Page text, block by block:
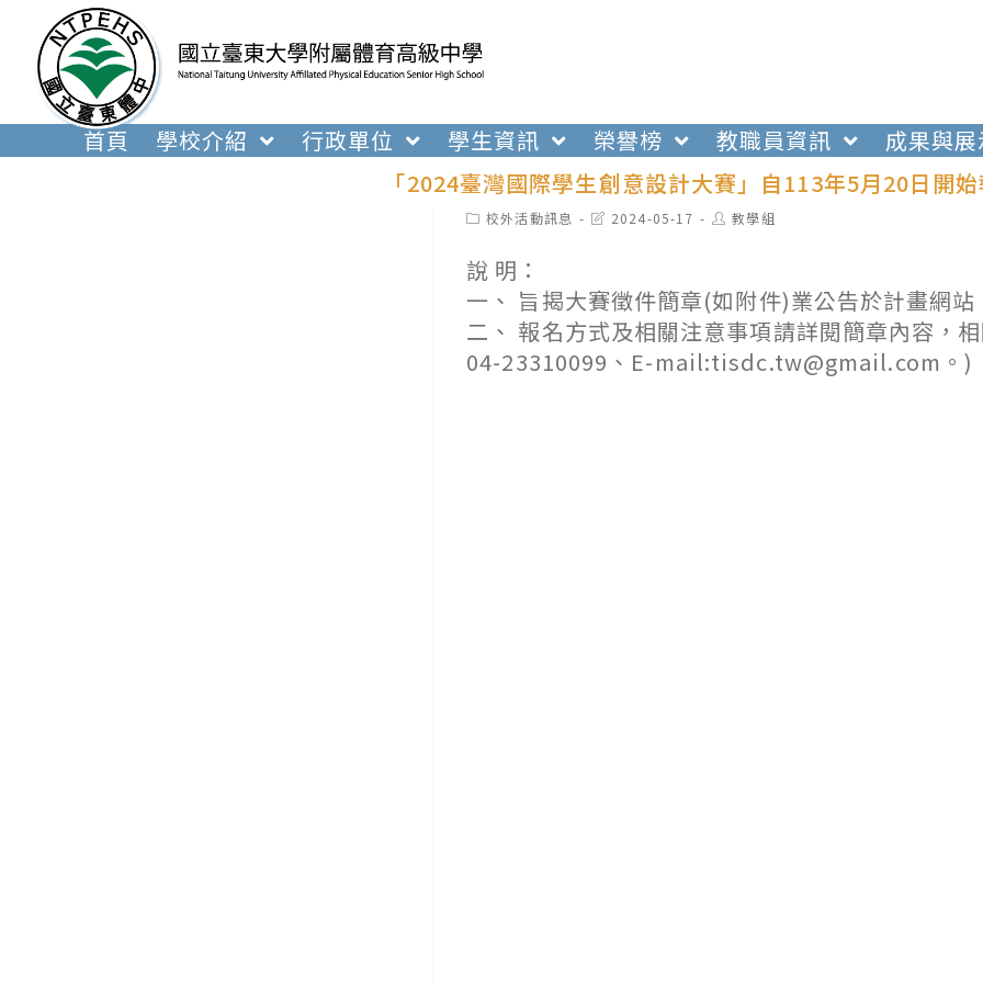
內
首頁 學校介紹 行政單位 學生資訊 榮譽榜 教職員資訊
成果與
「2024臺灣國際學生創意設計大賽」自113年5月20日開
Post校外活動訊息
Post2024-05-17
Post教學組
說 明：
一、 旨揭大賽徵件簡章(如附件)業公告於計畫
二、 報名方式及相關注意事項請詳閱簡章內容，
04-23310099、E-mail:tisdc.tw@gmail.com。)